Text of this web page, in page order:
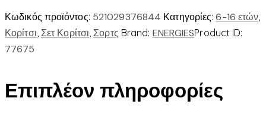
Κωδικός προϊόντος: 521029376844 Κατηγορίες:6-16 ετών,
Κορίτσι, Σετ Κορίτσι,Σορτς Brand: ENERGIESProduct ID:
77675
Επιπλέον πληροφορίες